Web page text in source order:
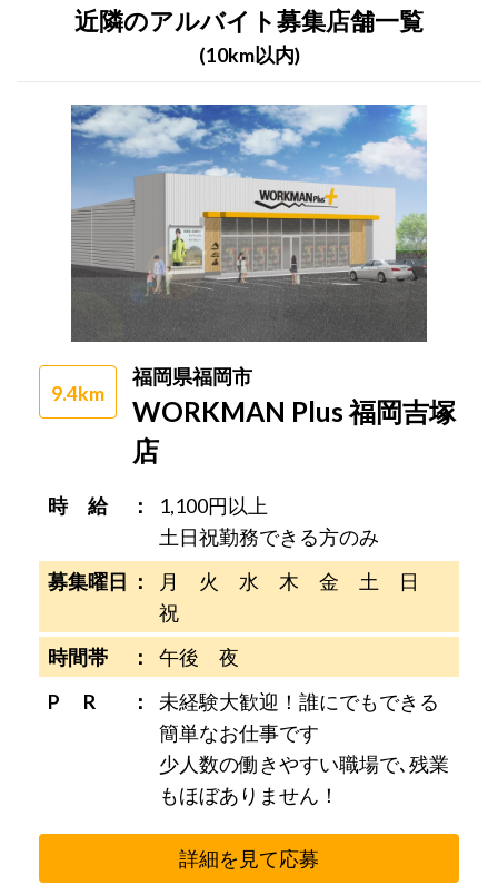
近隣のアルバイト募集店舗一覧
(10km以内)
9.4km
福岡県福岡市
WORKMAN Plus 福岡吉塚
店
時 給
1,100円以上
土日祝勤務できる方のみ
募集曜日
月 火 水 木 金 土 日
祝
時間帯
午後 夜
P R
未経験大歓迎！誰にでもできる
簡単なお仕事です
少人数の働きやすい職場で､残業
もほぼありません！
詳細を見て応募